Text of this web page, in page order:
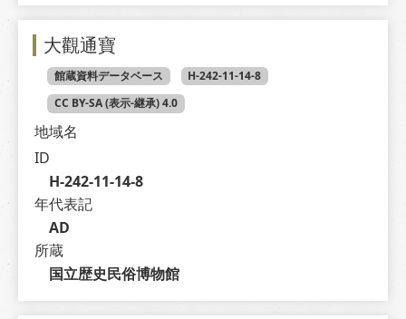
大觀通寶
館蔵資料データベース
H-242-11-14-8
CC BY-SA (表示-継承) 4.0
地域名
ID
H-242-11-14-8
年代表記
AD
所蔵
国立歴史民俗博物館